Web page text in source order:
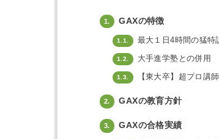
1. GAXの特徴
1.1. 最大１日4時間の猛特
1.2. 大手進学塾との併用
1.3. 【東大卒】超プロ講師
2. GAXの教育方針
3. GAXの合格実績